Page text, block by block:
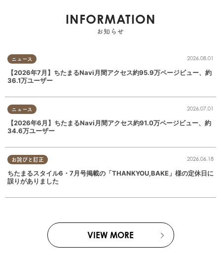
INFORMATION
お知らせ
ニュース 2026.08.01
【2026年7月】ちたまるNavi月間アクセス約95.9万ページビュー、約
36.1万ユーザー
ニュース 2026.07.01
【2026年6月】ちたまるNavi月間アクセス約91.0万ページビュー、約
34.6万ユーザー
お詫びと訂正 2026.06.18
ちたまるスタイル6・7月号掲載の「THANKYOU,BAKE」様の定休日に
誤りがありました
VIEW MORE